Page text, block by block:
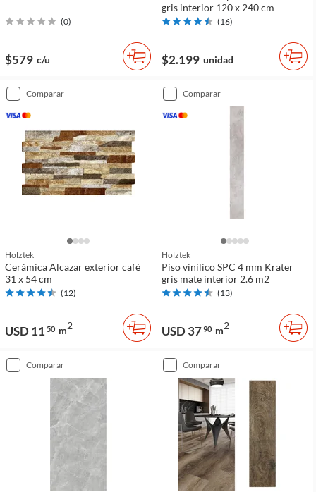
(0)
$579 c/u
gris interior 120 x 240 cm
(16)
$2.199 unidad
comparar
Holztek
Cerámica Alcazar exterior café
31 x 54 cm
(12)
USD 11 50 m2
comparar
Holztek
Piso vinílico SPC 4 mm Krater
gris mate interior 2.6 m2
(13)
USD 3790 m2
comparar comparar